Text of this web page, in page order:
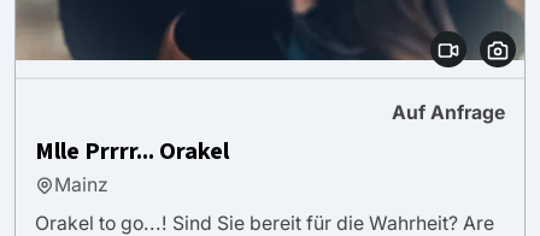
Auf Anfrage
Mlle Prrrr... Orakel
Mainz
Orakel to go...! Sind Sie bereit für die Wahrheit? Are